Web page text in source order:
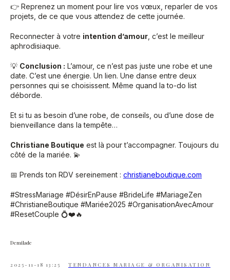
👉 Reprenez un moment pour lire vos vœux, reparler de vos
projets, de ce que vous attendez de cette journée.
Reconnecter à votre intention d’amour , c’est le meilleur
aphrodisiaque.
💡 Conclusion : L’amour, ce n’est pas juste une robe et une
date. C’est une énergie. Un lien. Une danse entre deux
personnes qui se choisissent. Même quand la to-do list
déborde.
Et si tu as besoin d’une robe, de conseils, ou d’une dose de
bienveillance dans la tempête…
Christiane Boutique est là pour t’accompagner. Toujours du
côté de la mariée. 💫
📅 Prends ton RDV sereinement : christianeboutique.com
#StressMariage #DésirEnPause #BrideLife #MariageZen
#ChristianeBoutique #Mariée2025 #OrganisationAvecAmour
#ResetCouple 💍❤️🔥
Demilade
2025-11-18 13:25 TENDANCES MARIAGE & ORGANISATION